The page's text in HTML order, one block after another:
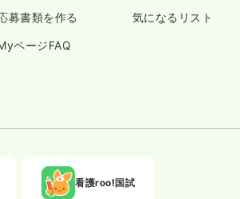
募書類を作る 気になるリスト
ページFAQ
看護roo!国試